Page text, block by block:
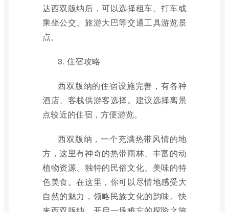
达西双版纳后，可以选择租车、打车或
乘坐公交、旅游大巴等交通工具游览景
点。
3. 住宿攻略
西双版纳的住宿设施完善，有各种
酒店、客栈供游客选择。建议选择离景
点较近的住宿，方便游览。
西双版纳，一个充满热带风情的地
方，这里有神奇的热带雨林、丰富的动
植物资源、独特的民俗文化、美味的特
色美食。在这里，你可以尽情地感受大
自然的魅力，领略民族文化的韵味。快